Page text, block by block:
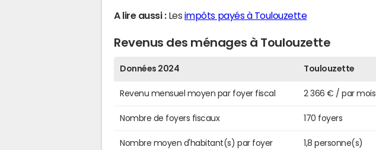
A lire aussi :Les impôts payés à Toulouzette
Revenus des ménages à Toulouzette
Données 2024 Toulouzette
Revenu mensuel moyen par foyer fiscal 2 366 € / par mois
Nombre de foyers fiscaux 170 foyers
Nombre moyen d'habitant(s) par foyer 1,8 personne(s)